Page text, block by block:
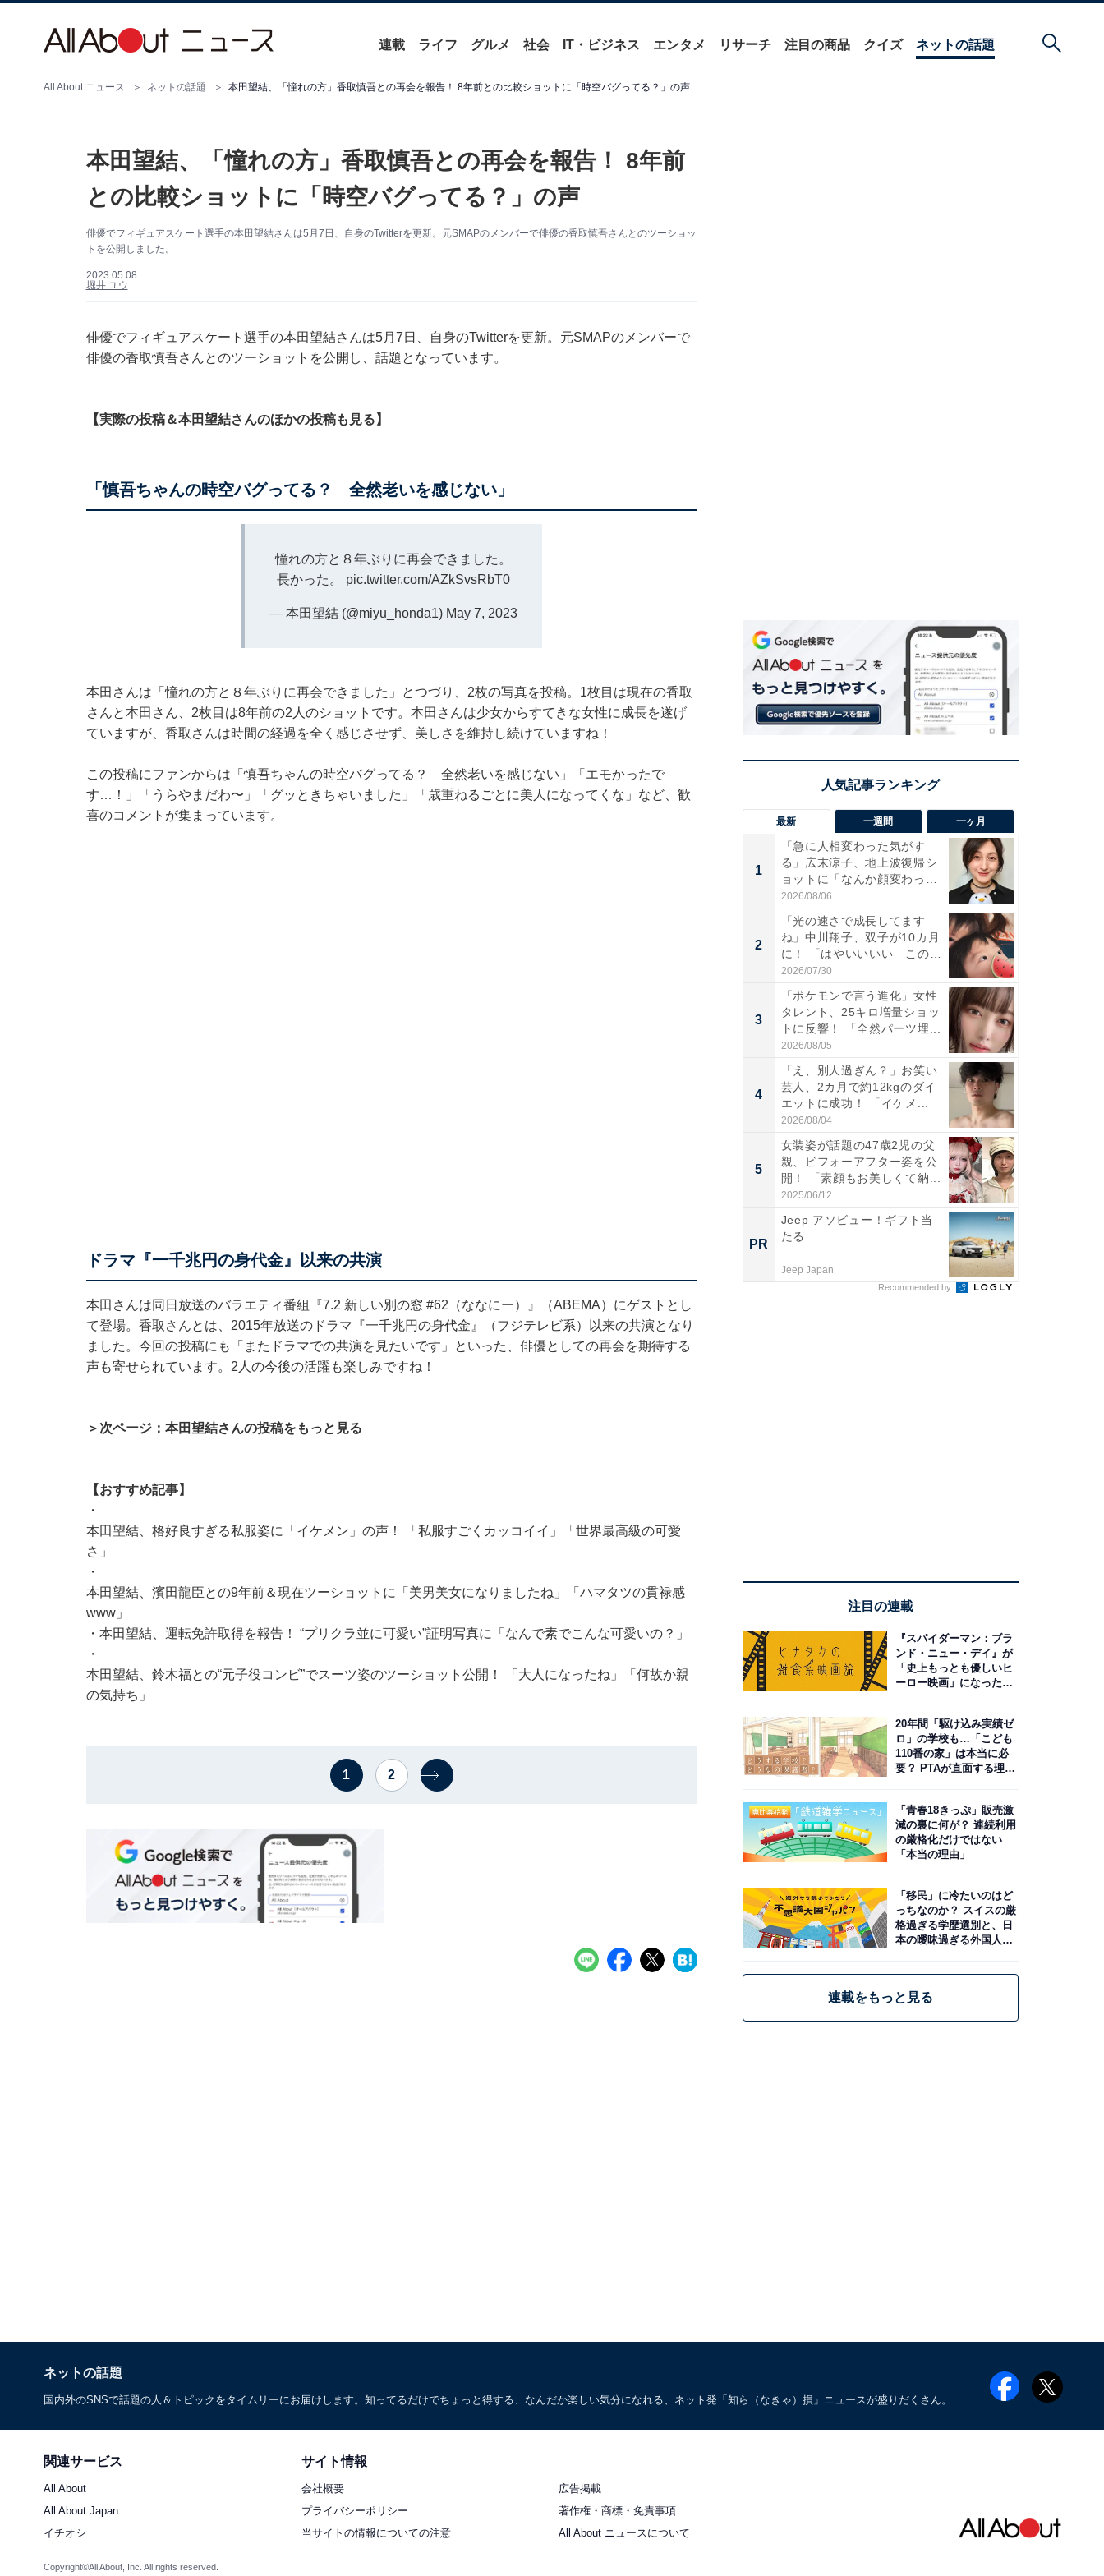
連載 ライフ グルメ 社会 IT・ビジネス エンタメ リサーチ 注目の商品 クイズ ネットの話題
All About ニュース ネットの話題 本田望結、「憧れの方」香取慎吾との再会を報告！ 8年前との比較ショットに「時空バグってる？」の声
本田望結、「憧れの方」香取慎吾との再会を報告！ 8年前
との比較ショットに「時空バグってる？」の声
俳優でフィギュアスケート選手の本田望結さんは5月7日、自身のTwitterを更新。元SMAPのメンバーで俳優の香取慎吾さんとのツーショッ
トを公開しました。
2023.05.08
堀井 ユウ
俳優でフィギュアスケート選手の本田望結さんは5月7日、自身のTwitterを更新。元SMAPのメンバーで
俳優の香取慎吾さんとのツーショットを公開し、話題となっています。
【実際の投稿＆本田望結さんのほかの投稿も見る】
「慎吾ちゃんの時空バグってる？ 全然老いを感じない」
憧れの方と８年ぶりに再会できました。
長かった。 pic.twitter.com/AZkSvsRbT0
— 本田望結 (@miyu_honda1) May 7, 2023
本田さんは「憧れの方と８年ぶりに再会できました」とつづり、2枚の写真を投稿。1枚目は現在の香取
さんと本田さん、2枚目は8年前の2人のショットです。本田さんは少女からすてきな女性に成長を遂げ
ていますが、香取さんは時間の経過を全く感じさせず、美しさを維持し続けていますね！
この投稿にファンからは「慎吾ちゃんの時空バグってる？ 全然老いを感じない」「エモかったで
す…！」「うらやまだわ〜」「グッときちゃいました」「歳重ねるごとに美人になってくな」など、歓
喜のコメントが集まっています。
ドラマ『一千兆円の身代金』以来の共演
本田さんは同日放送のバラエティ番組『7.2 新しい別の窓 #62（ななにー）』（ABEMA）にゲストとし
て登場。香取さんとは、2015年放送のドラマ『一千兆円の身代金』（フジテレビ系）以来の共演となり
ました。今回の投稿にも「またドラマでの共演を見たいです」といった、俳優としての再会を期待する
声も寄せられています。2人の今後の活躍も楽しみですね！
＞次ページ：本田望結さんの投稿をもっと見る
【おすすめ記事】
・
本田望結、格好良すぎる私服姿に「イケメン」の声！ 「私服すごくカッコイイ」「世界最高級の可愛
さ」
・
本田望結、濱田龍臣との9年前＆現在ツーショットに「美男美女になりましたね」「ハマタツの貫禄感
www」
・ 本田望結、運転免許取得を報告！ “プリクラ並に可愛い”証明写真に「なんで素でこんな可愛いの？」
・
本田望結、鈴木福との“元子役コンビ”でスーツ姿のツーショット公開！ 「大人になったね」「何故か親
の気持ち」
1 2
最新 一週間 一ヶ月
1
「急に人相変わった気がす
る」広末涼子、地上波復帰シ
ョットに「なんか顔変わっ
た」の...
2026/08/06
2
「光の速さで成長してます
ね」中川翔子、双子が10カ月
に！ 「はやいいいい この
前...
2026/07/30
3
「ポケモンで言う進化」女性
タレント、25キロ増量ショッ
トに反響！ 「全然パーツ埋...
2026/08/05
4
「え、別人過ぎん？」お笑い
芸人、2カ月で約12kgのダイ
エットに成功！ 「イケメ...
2026/08/04
5
女装姿が話題の47歳2児の父
親、ビフォーアフター姿を公
開！ 「素顔もお美しくて納...
2025/06/12
PR
Jeep アソビュー！ギフト当
たる
Jeep Japan
Recommended by
注目の連載
『スパイダーマン：ブラ
ンド・ニュー・デイ』が
「史上もっとも優しいヒ
ーロー映画」になった理
20年間「駆け込み実績ゼ
ロ」の学校も…「こども
110番の家」は本当に必
要？ PTAが直面する理想
「青春18きっぷ」販売激
減の裏に何が？ 連続利用
の厳格化だけではない
「本当の理由」
「移民」に冷たいのはど
っちなのか？ スイスの厳
格過ぎる学歴選別と、日
本の曖昧過ぎる外国人政
連載をもっと見る
ネットの話題
国内外のSNSで話題の人＆トピックをタイムリーにお届けします。知ってるだけでちょっと得する、なんだか楽しい気分になれる、ネット発「知ら（なきゃ）損」ニュースが盛りだくさん。
関連サービス
All About
All About Japan
イチオシ
サイト情報
会社概要
広告掲載
プライバシーポリシー
著作権・商標・免責事項
当サイトの情報についての注意
All About ニュースについて
Copyright©All About, Inc. All rights reserved.